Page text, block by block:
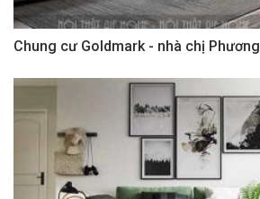
Chung cư Goldmark - nhà chị Phương